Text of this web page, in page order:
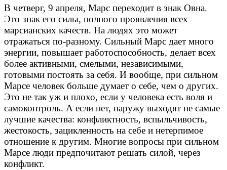
В четверг, 9 апреля, Марс переходит в знак Овна.
Это знак его силы, полного проявления всех
марсианских качеств. На людях это может
отражаться по-разному. Сильный Марс дает много
энергии, повышает работоспособность, делает всех
более активными, смелыми, независимыми,
готовыми постоять за себя. И вообще, при сильном
Марсе человек больше думает о себе, чем о других.
Это не так уж и плохо, если у человека есть воля и
самоконтроль. А если нет, наружу выходят не самые
лучшие качества: конфликтность, вспыльчивость,
жестокость, зацикленность на себе и нетерпимое
отношение к другим. Многие вопросы при сильном
Марсе люди предпочитают решать силой, через
конфликт.